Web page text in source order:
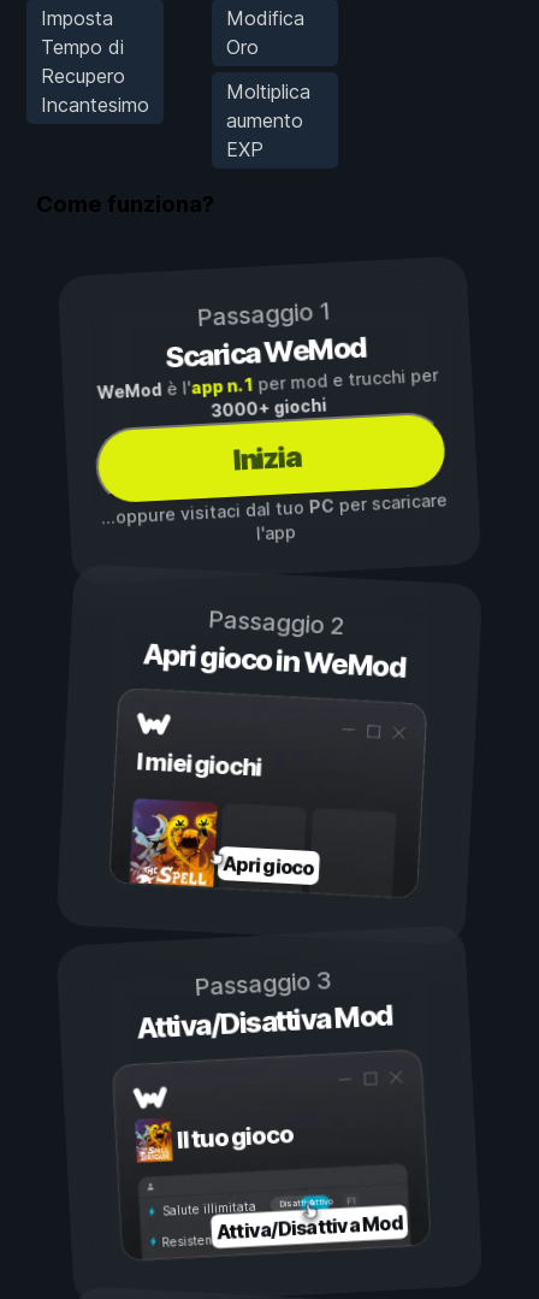
Imposta
Tempo di
Recupero
Incantesimo
Modifica
Oro
Moltiplica
aumento
EXP
Come funziona?
Passaggio 1
Scarica WeMod
WeMod è l'app n. 1per mod e trucchi per
3000+ giochi
Inizia
...oppure visitaci dal tuoPC per scaricare
l'app
Passaggio 2
Apri gioco in WeMod
I miei giochi
Apri gioco
Passaggio 3
Attiva/Disattiva Mod
Il tuo gioco
Attivo
Disattivo
Salute illimitata
Resistenza illimitata
Attiva/Disattiva Mod